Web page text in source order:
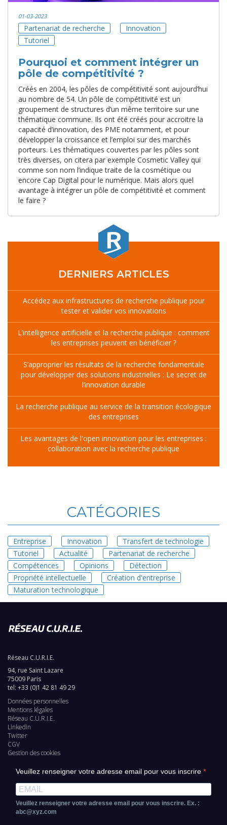
01-03-2023
Partenariat de recherche
Innovation
Tutoriel
Pourquoi et comment intégrer un
pôle de compétitivité ?
Créés en 2004, les pôles de compétitivité sont aujourd’hui
au nombre de 54. Un pôle de compétitivité est un
groupement de structures d’un même territoire sur une
thématique commune. Ils ont été créés pour accroitre la
capacité d’innovation, des PME notamment, et pour
développer la croissance et l’emploi sur des marchés
porteurs. Les thématiques couvertes par les pôles sont
très diverses, on citera par exemple Cosmetic Valley qui
comme son nom l’indique traite de la cosmétique ou
encore Cap Digital pour le numérique. Mais alors quel
avantage à intégrer un pôle de compétitivité et comment
le faire ?
DERNIERS ARTICLES
Accédez aux infrastructures de recherche publique pour
tester et valider vos innovations
L’intelligence artificielle et la recherche publique : comment
les entreprises peuvent en bénéficier ?
S’approprier les résultats de la recherche fondamentale
pour développer des solutions industrielles : Le secret de
l’innovation durable
La recherche publique au service de la transition écologique
des entreprises
Les avantages de l'open innovation pour les entreprises :
collaboration avec la recherche publique
CATÉGORIES
Entreprise Innovation
Transfert de technologie
Tutoriel
Actualité
Partenariat de recherche
Compétences
Opinions
Détection
Propriété intellectuelle
Création d'entreprise
Maturation technologique
Réseau C.U.R.I.E.
94, rue Saint Lazare
75009 Paris
tel: +33 (0)1 42 81 49 29
Pied
de
page
Données personnelles
Mentions légales
Réseau C.U.R.I.E.
Linkedin
Twitter
CGV
Gestion des cookies
Veuillez renseigner votre adresse email pour vous inscrire
Veuillez renseigner votre adresse email pour vous inscrire. Ex. :
abc@xyz.com